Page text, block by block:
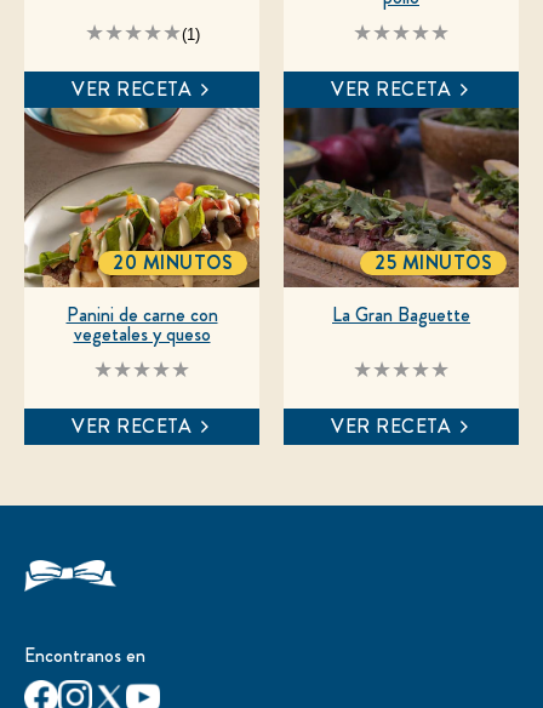
La
calificación
de
este
es
5.0
de
de
1
calificaciones.
(1)
VER RECETA
No
enviado
calificaciones
para
este
recipe
VER RECETA
No
enviado
calificaciones
Panini de carne con
vegetales y queso
TOTALTIME
20 MINUTOS
VER RECETA
No
enviado
calificaciones
La Gran Baguette
TOTALTIME
25 MINUTOS
VER RECETA
Encontranos en